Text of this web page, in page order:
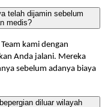
telah dijamin sebelum
medis?
kami dengan
Anda jalani. Mereka
sebelum adanya biaya
diluar wilayah